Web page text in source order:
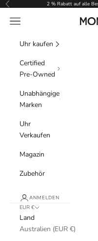
Zum Inhalt springen
Zurück 2 % Rabatt auf alle
Menü
Uhr kaufen
Certified
Pre-Owned
Unabhängige
Marken
Uhr
Verkaufen
Magazin
Zubehör
ANMELDEN
EUR €
Land
Australien (EUR €)